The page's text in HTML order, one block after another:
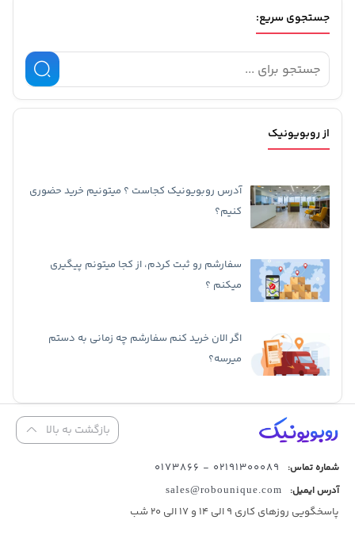
جستجوی سریع:
از روبویونیک
آدرس روبویونیک کجاست ؟ میتونیم خرید حضوری
کنیم؟
سفارشم رو ثبت کردم، از کجا میتونم پیگیری
میکنم ؟
اگر الان خرید کنم سفارشم چه زمانی به دستم
میرسه؟
بازگشت به بالا
شماره تماس: 02191300089 - 0173866
آدرس ایمیل: sales@robounique.com
پاسخگویی روزهای کاری 9 الی 14 و 17 الی 20 شب